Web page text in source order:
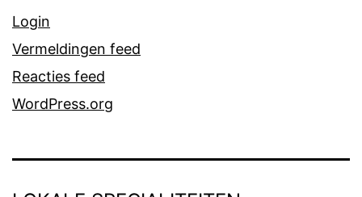
Login
Vermeldingen feed
Reacties feed
WordPress.org